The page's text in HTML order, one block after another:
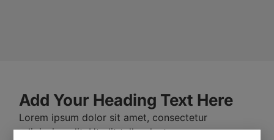
Add Your Heading Text Here
Lorem ipsum dolor sit amet, consectetur
adipiscing elit. Ut elit tellus, luctus nec